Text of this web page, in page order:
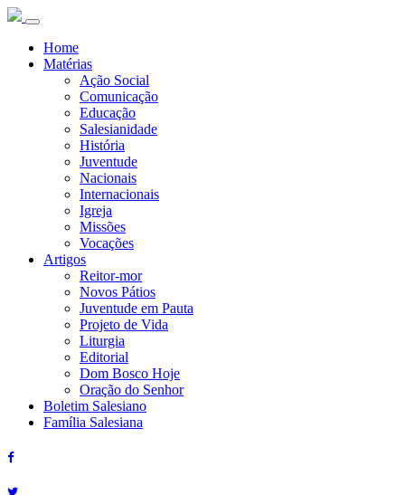
Home
Matérias
Ação Social
Comunicação
Educação
Salesianidade
História
Juventude
Nacionais
Internacionais
Igreja
Missões
Vocações
Artigos
Reitor-mor
Novos Pátios
Juventude em Pauta
Projeto de Vida
Liturgia
Editorial
Dom Bosco Hoje
Oração do Senhor
Boletim Salesiano
Família Salesiana